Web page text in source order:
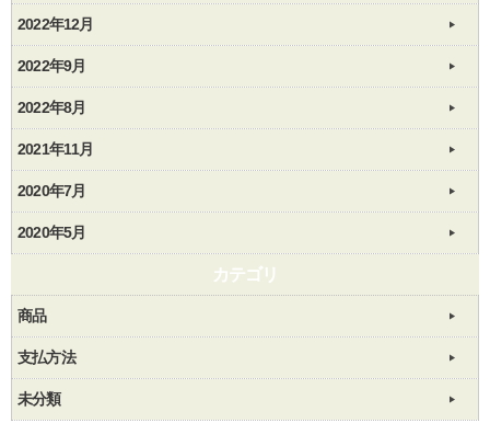
2022年12月
2022年9月
2022年8月
2021年11月
2020年7月
2020年5月
カテゴリ
商品
支払方法
未分類